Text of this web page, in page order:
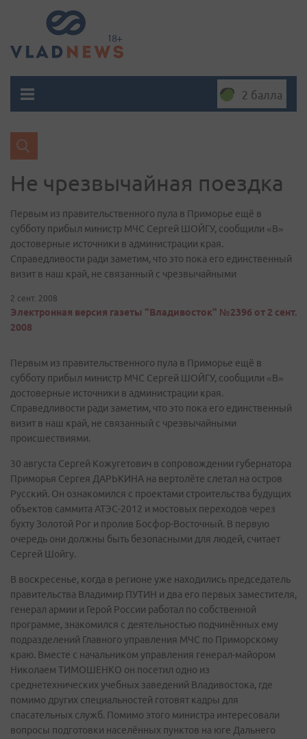
2 балла
Не чрезвычайная поездка
Первым из правительственного пула в Приморье ещё в
субботу прибыл министр МЧС Сергей ШОЙГУ, сообщили «В»
достоверные источники в администрации края.
Справедливости ради заметим, что это пока его единственный
визит в наш край, не связанный с чрезвычайными
2 сент. 2008
Электронная версия газеты "Владивосток" №2396 от 2 сент.
2008
Первым из правительственного пула в Приморье ещё в
субботу прибыл министр МЧС Сергей ШОЙГУ, сообщили «В»
достоверные источники в администрации края.
Справедливости ради заметим, что это пока его единственный
визит в наш край, не связанный с чрезвычайными
происшествиями.
30 августа Сергей Кожугетович в сопровождении губернатора
Приморья Сергея ДАРЬКИНА на вертолёте слетал на остров
Русский. Он ознакомился с проектами строительства будущих
объектов саммита АТЭС-2012 и мостовых переходов через
бухту Золотой Рог и пролив Босфор-Восточный. В первую
очередь они должны быть безопасными для людей, считает
Сергей Шойгу.
В воскресенье, когда в регионе уже находились председатель
правительства Владимир ПУТИН и два его первых заместителя,
генерал армии и Герой России работал по собственной
программе, знакомился с деятельностью подчинённых ему
подразделений Главного управления МЧС по Приморскому
краю. Вместе с начальником управления генерал-майором
Николаем ТИМОШЕНКО он посетил одно из
среднетехнических учебных заведений Владивостока, где
помимо других специальностей готовят кадры для
спасательных служб. Помимо этого министра интересовали
вопросы подготовки населённых пунктов на юге Дальнего